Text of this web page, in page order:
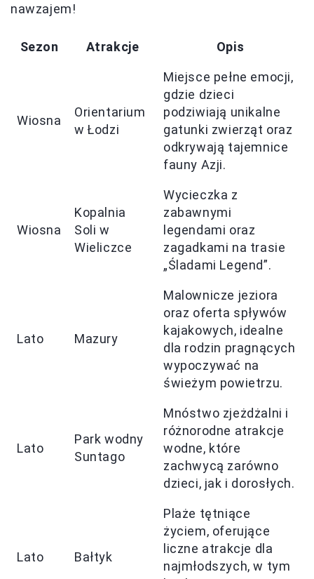
nawzajem!
Sezon Atrakcje Opis
Wiosna
Orientarium
w Łodzi
Miejsce pełne emocji,
gdzie dzieci
podziwiają unikalne
gatunki zwierząt oraz
odkrywają tajemnice
fauny Azji.
Wiosna
Kopalnia
Soli w
Wieliczce
Wycieczka z
zabawnymi
legendami oraz
zagadkami na trasie
„Śladami Legend”.
Lato Mazury
Malownicze jeziora
oraz oferta spływów
kajakowych, idealne
dla rodzin pragnących
wypoczywać na
świeżym powietrzu.
Lato
Park wodny
Suntago
Mnóstwo zjeżdżalni i
różnorodne atrakcje
wodne, które
zachwycą zarówno
dzieci, jak i dorosłych.
Lato Bałtyk
Plaże tętniące
życiem, oferujące
liczne atrakcje dla
najmłodszych, w tym